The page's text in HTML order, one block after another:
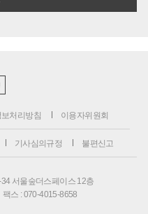
처리방침 이용자위원회
기사심의규정 불편신고
서울숲더스페이스 12층
팩스 : 070-4015-8658